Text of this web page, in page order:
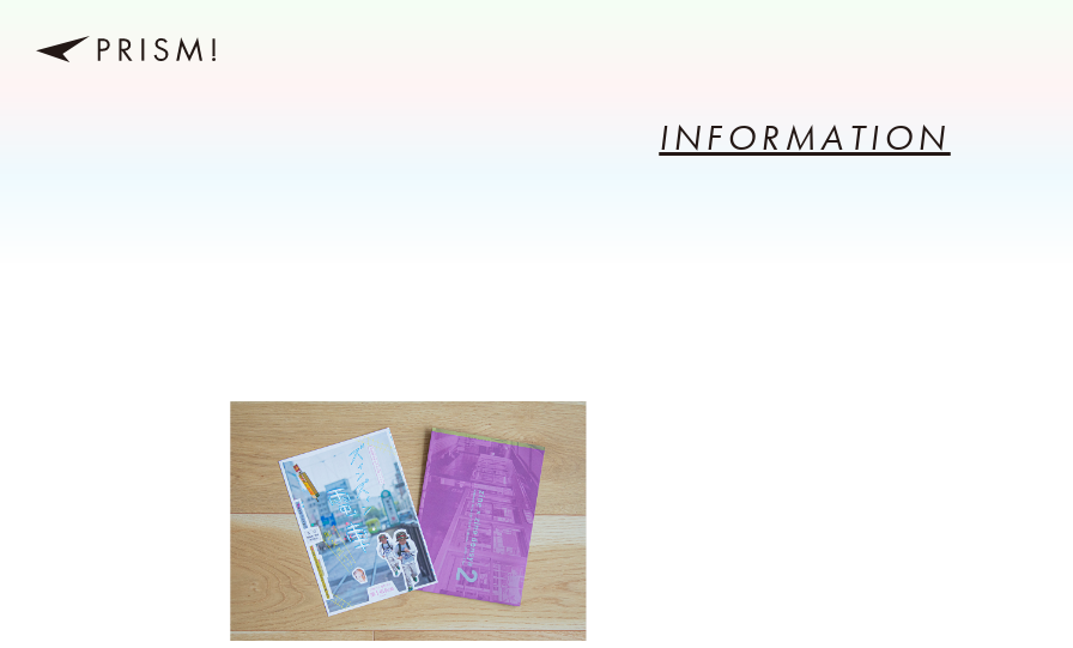
INFORMATION